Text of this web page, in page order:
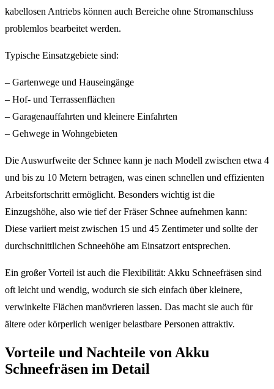
kabellosen Antriebs können auch Bereiche ohne Stromanschluss
problemlos bearbeitet werden.
Typische Einsatzgebiete sind:
– Gartenwege und Hauseingänge
– Hof- und Terrassenflächen
– Garagenauffahrten und kleinere Einfahrten
– Gehwege in Wohngebieten
Die Auswurfweite der Schnee kann je nach Modell zwischen etwa 4
und bis zu 10 Metern betragen, was einen schnellen und effizienten
Arbeitsfortschritt ermöglicht. Besonders wichtig ist die
Einzugshöhe, also wie tief der Fräser Schnee aufnehmen kann:
Diese variiert meist zwischen 15 und 45 Zentimeter und sollte der
durchschnittlichen Schneehöhe am Einsatzort entsprechen.
Ein großer Vorteil ist auch die Flexibilität: Akku Schneefräsen sind
oft leicht und wendig, wodurch sie sich einfach über kleinere,
verwinkelte Flächen manövrieren lassen. Das macht sie auch für
ältere oder körperlich weniger belastbare Personen attraktiv.
Vorteile und Nachteile von Akku
Schneefräsen im Detail